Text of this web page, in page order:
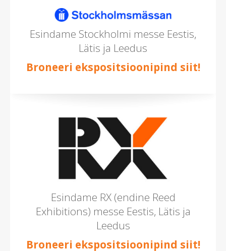
Esindame Stockholmi messe Eestis,
Lätis ja Leedus
Broneeri ekspositsioonipind siit!
Esindame RX (endine Reed
Exhibitions) messe Eestis, Lätis ja
Leedus
Broneeri ekspositsioonipind siit!